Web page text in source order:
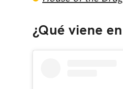
¿Qué viene